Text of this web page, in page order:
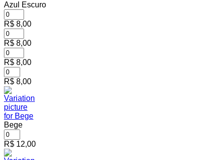
Azul Escuro
R$ 8,00
R$ 8,00
R$ 8,00
R$ 8,00
Bege
R$ 12,00